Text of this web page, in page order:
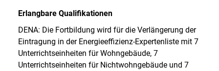
Erlangbare Qualifikationen
DENA: Die Fortbildung wird für die Verlängerung der
Eintragung in der Energieeffizienz-Expertenliste mit 7
Unterrichtseinheiten für Wohngebäude, 7
Unterrichtseinheiten für Nichtwohngebäude und 7